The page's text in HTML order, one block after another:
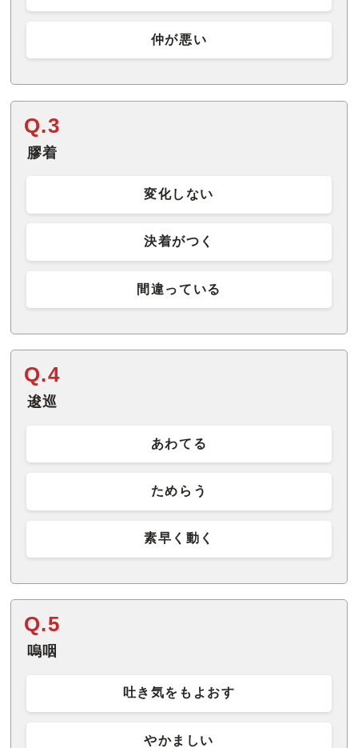
仲が悪い
Q.3
膠着
変化しない
決着がつく
間違っている
Q.4
逡巡
あわてる
ためらう
素早く動く
Q.5
嗚咽
吐き気をもよおす
やかましい